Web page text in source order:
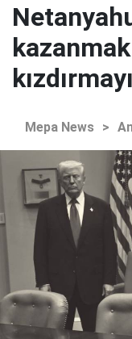
Mepa News >